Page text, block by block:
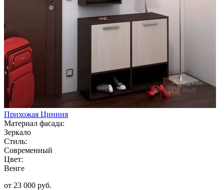
Прихожая Цинния
Материал фасада:
Зеркало
Стиль:
Современный
Цвет:
Венге
от 23 000 руб.